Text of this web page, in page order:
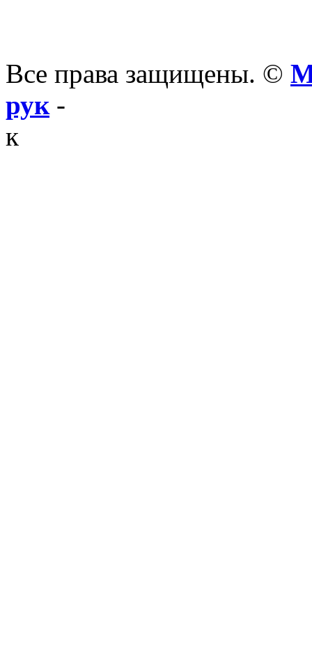
Все права защищены. ©
рук-
к